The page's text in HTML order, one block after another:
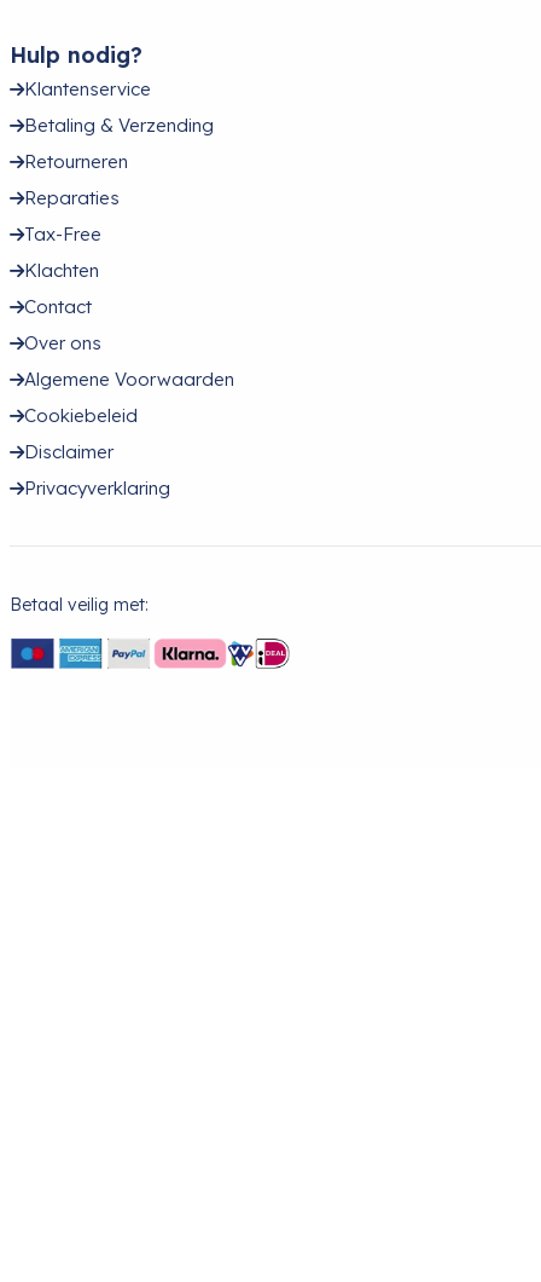
Hulp nodig?
Klantenservice
Betaling & Verzending
Retourneren
Reparaties
Tax-Free
Klachten
Contact
Over ons
Algemene Voorwaarden
Cookiebeleid
Disclaimer
Privacyverklaring
Betaal veilig met: